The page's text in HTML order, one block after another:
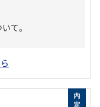
て。